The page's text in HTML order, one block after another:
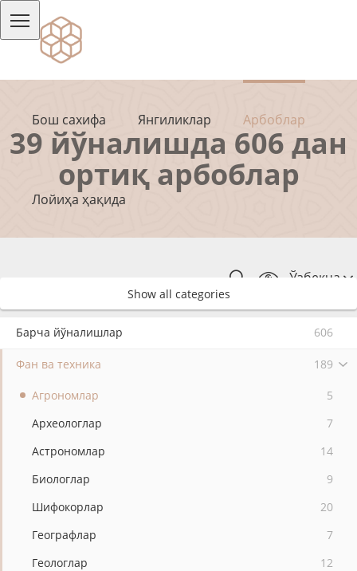
Бош сахифа Янгиликлар Арбоблар
Лойиҳа ҳақида
Ўзбекча
39 йўналишда 606 дан
ортиқ арбоблар
Show all categories
Барча йўналишлар 606
Фан ва техника 189
Агрономлар
5
Археологлар
7
Астрономлар
14
Биологлар
9
Шифокорлар
20
Географлар
7
Геологлар
12